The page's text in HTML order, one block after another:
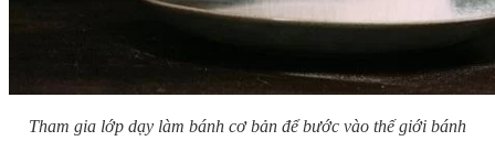
Tham gia lớp dạy làm bánh cơ bản để bước vào thế giới bánh